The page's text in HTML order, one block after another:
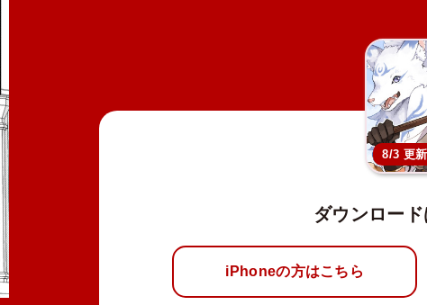
8/3 更新
ダウンロード
iPhoneの方はこちら